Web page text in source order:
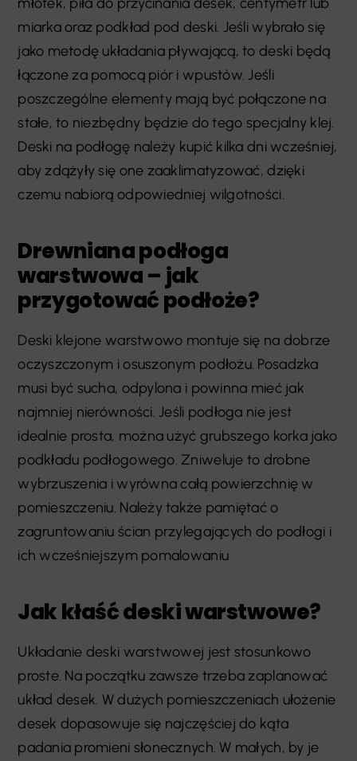
miarka oraz podkład pod deski. Jeśli wybrało się
jako metodę układania pływającą, to deski będą
łączone za pomocą piór i wpustów. Jeśli
poszczególne elementy mają być połączone na
stałe, to niezbędny będzie do tego specjalny klej.
Deski na podłogę należy kupić kilka dni wcześniej,
aby zdążyły się one zaaklimatyzować, dzięki
czemu nabiorą odpowiedniej wilgotności.
Drewniana podłoga
warstwowa – jak
przygotować podłoże?
Deski klejone warstwowo montuje się na dobrze
oczyszczonym i osuszonym podłożu. Posadzka
musi być sucha, odpylona i powinna mieć jak
najmniej nierówności. Jeśli podłoga nie jest
idealnie prosta, można użyć grubszego korka jako
podkładu podłogowego. Zniweluje to drobne
wybrzuszenia i wyrówna całą powierzchnię w
pomieszczeniu. Należy także pamiętać o
zagruntowaniu ścian przylegających do podłogi i
ich wcześniejszym pomalowaniu
Jak kłaść deski warstwowe?
Układanie deski warstwowej jest stosunkowo
proste. Na początku zawsze trzeba zaplanować
układ desek. W dużych pomieszczeniach ułożenie
desek dopasowuje się najczęściej do kąta
padania promieni słonecznych. W małych, by je